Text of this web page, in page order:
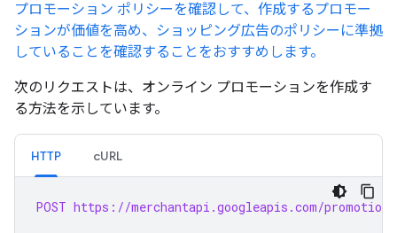
プロモーション ポリシーを確認して、作成するプロモー
ションが価値を高め、ショッピング広告のポリシーに準拠
していることを確認することをおすすめします。
次のリクエストは、オンライン プロモーションを作成す
る方法を示しています。
HTTP cURL
POST https://merchantapi.googleapis.com/